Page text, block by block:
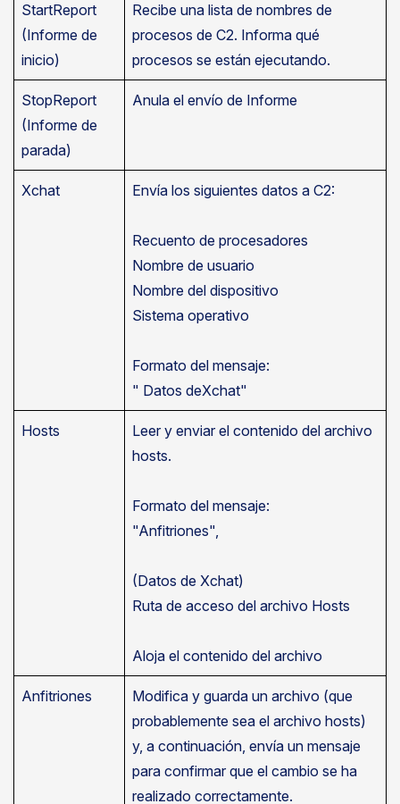
StartReport
(Informe de
inicio)
Recibe una lista de nombres de
procesos de C2. Informa qué
procesos se están ejecutando.
StopReport
(Informe de
parada)
Anula el envío de Informe
Xchat Envía los siguientes datos a C2:
Recuento de procesadores
Nombre de usuario
Nombre del dispositivo
Sistema operativo
Formato del mensaje:
" Datos deXchat"
Hosts
Leer y enviar el contenido del archivo
hosts.
Formato del mensaje:
"Anfitriones",
(Datos de Xchat)
Ruta de acceso del archivo Hosts
Aloja el contenido del archivo
Anfitriones
Modifica y guarda un archivo (que
probablemente sea el archivo hosts)
y, a continuación, envía un mensaje
para confirmar que el cambio se ha
realizado correctamente.